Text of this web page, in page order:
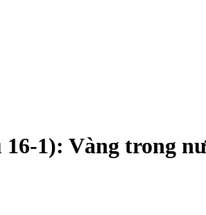
1): Vàng trong